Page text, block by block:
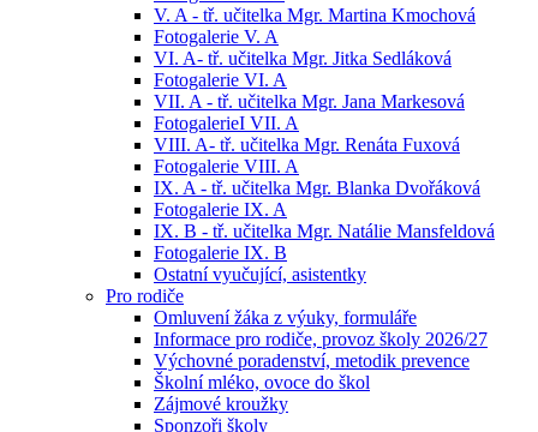
V. A - tř. učitelka Mgr. Martina Kmochová
Fotogalerie V. A
VI. A- tř. učitelka Mgr. Jitka Sedláková
Fotogalerie VI. A
VII. A - tř. učitelka Mgr. Jana Markesová
FotogalerieI VII. A
VIII. A- tř. učitelka Mgr. Renáta Fuxová
Fotogalerie VIII. A
IX. A - tř. učitelka Mgr. Blanka Dvořáková
Fotogalerie IX. A
IX. B - tř. učitelka Mgr. Natálie Mansfeldová
Fotogalerie IX. B
Ostatní vyučující, asistentky
Pro rodiče
Omluvení žáka z výuky, formuláře
Informace pro rodiče, provoz školy 2026/27
Výchovné poradenství, metodik prevence
Školní mléko, ovoce do škol
Zájmové kroužky
Sponzoři školy